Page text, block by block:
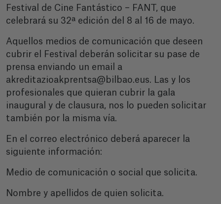
Festival de Cine Fantástico – FANT, que
celebrará su 32ª edición del 8 al 16 de mayo.
Aquellos medios de comunicación que deseen
cubrir el Festival deberán solicitar su pase de
prensa enviando un email a
akreditazioakprentsa@bilbao.eus. Las y los
profesionales que quieran cubrir la gala
inaugural y de clausura, nos lo pueden solicitar
también por la misma vía.
En el correo electrónico deberá aparecer la
siguiente información:
Medio de comunicación o social que solicita.
Nombre y apellidos de quien solicita.